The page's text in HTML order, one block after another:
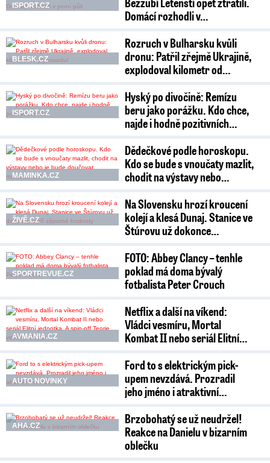
ISPORT.CZ
Domácí rozhodli v…
BLESK.CZ
Rozruch v Bulharsku kvůli
dronu: Patřil zřejmě Ukrajině,
explodoval kilometr od…
ISPORT.CZ
Hyský po divočině: Remízu
beru jako porážku. Kdo chce,
najde i hodně pozitivních…
MAMINKA.CZ
Dědečkové podle horoskopu.
Kdo se bude s vnoučaty mazlit,
chodit na výstavy nebo…
ŽIVĚ.CZ
Na Slovensku hrozí kroucení
kolejí a klesá Dunaj. Stanice ve
Štúrovu už dokonce…
SPORTREVUE.CZ
FOTO: Abbey Clancy – tenhle
poklad má doma bývalý
fotbalista Peter Crouch
AVMANIA.CZ
Netflix a další na víkend:
Vládci vesmíru, Mortal
Kombat II nebo seriál Elitní…
AUTO NOVINKY
Ford to s elektrickým pick-
upem nevzdává. Prozradil
jeho jméno i atraktivní…
AHA.CZ
Brzobohatý se už neudržel!
Reakce na Danielu v bizarním
oblečku